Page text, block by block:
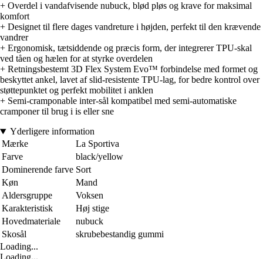
+ Overdel i vandafvisende nubuck, blød pløs og krave for maksimal
komfort
+ Designet til flere dages vandreture i højden, perfekt til den krævende
vandrer
+ Ergonomisk, tætsiddende og præcis form, der integrerer TPU-skal
ved tåen og hælen for at styrke overdelen
+ Retningsbestemt 3D Flex System Evo™ forbindelse med formet og
beskyttet ankel, lavet af slid-resistente TPU-lag, for bedre kontrol over
støttepunktet og perfekt mobilitet i anklen
+ Semi-cramponable inter-sål kompatibel med semi-automatiske
cramponer til brug i is eller sne
Yderligere information
Mærke
La Sportiva
Farve
black/yellow
Dominerende farve Sort
Køn
Mand
Aldersgruppe
Voksen
Karakteristisk
Høj stige
Hovedmateriale
nubuck
Skosål
skrubebestandig gummi
Loading...